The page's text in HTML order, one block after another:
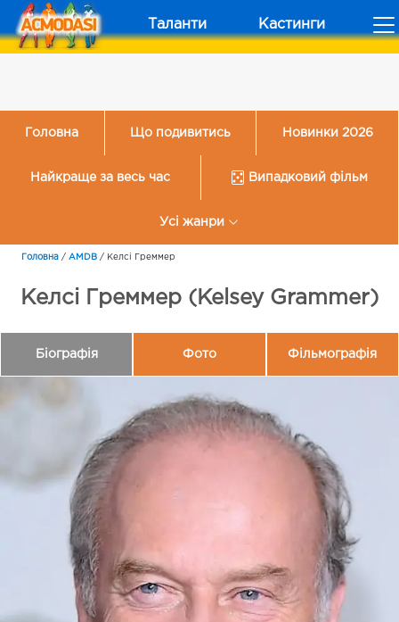
Таланти Кастинги
Головна Що подивитись Новинки 2026
Найкраще за весь час Випадковий фільм
Усі жанри
Головна / AMDB / Келсі Греммер
Келсі Греммер (Kelsey Grammer)
Біографія Фото Фільмографія